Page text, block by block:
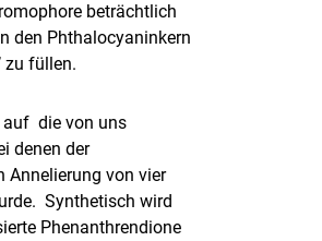
beträchtlich
den Phthalocyaninkern
zu füllen.
auf die von uns
denen der
Annelierung von vier
Synthetisch wird
Phenanthrendione